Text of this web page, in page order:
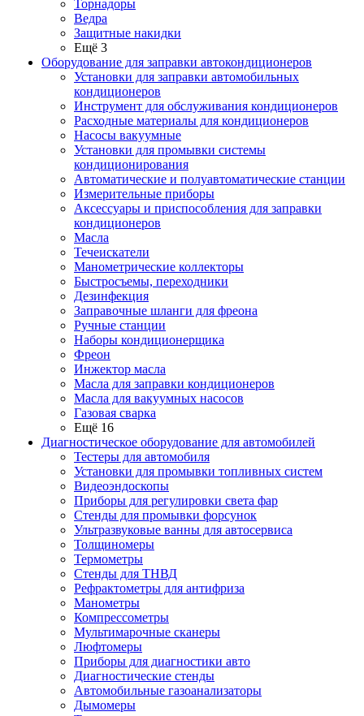
Торнадоры
Ведра
Защитные накидки
Ещё 3
Оборудование для заправки автокондиционеров
Установки для заправки автомобильных
кондиционеров
Инструмент для обслуживания кондиционеров
Расходные материалы для кондиционеров
Насосы вакуумные
Установки для промывки системы
кондиционирования
Автоматические и полуавтоматические станции
Измерительные приборы
Аксессуары и приспособления для заправки
кондиционеров
Масла
Течеискатели
Манометрические коллекторы
Быстросъемы, переходники
Дезинфекция
Заправочные шланги для фреона
Ручные станции
Наборы кондиционерщика
Фреон
Инжектор масла
Масла для заправки кондиционеров
Масла для вакуумных насосов
Газовая сварка
Ещё 16
Диагностическое оборудование для автомобилей
Тестеры для автомобиля
Установки для промывки топливных систем
Видеоэндоскопы
Приборы для регулировки света фар
Стенды для промывки форсунок
Ультразвуковые ванны для автосервиса
Толщиномеры
Термометры
Стенды для ТНВД
Рефрактометры для антифриза
Манометры
Компрессометры
Мультимарочные сканеры
Люфтомеры
Приборы для диагностики авто
Диагностические стенды
Автомобильные газоанализаторы
Дымомеры